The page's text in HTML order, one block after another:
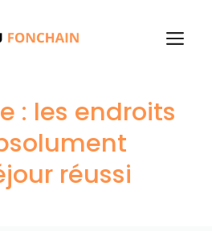
: les endroits
réussi